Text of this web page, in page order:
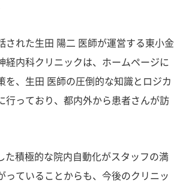
された生田 陽二 医師が運営する東小金
経内科クリニックは、ホームページに
を、生田 医師の圧倒的な知識とロジカ
行っており、都内外から患者さんが訪
た積極的な院内自動化がスタッフの満
っていることからも、今後のクリニッ